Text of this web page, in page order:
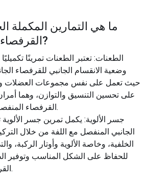
ما هي التمارين المكملة
?
الطعنات: تعتبر الطعنات تمرينًا تكميليًا
وضعية الانقسام الجانبي للقرفصاء
حيث تعمل على نفس مجموعات العضلات
على تحسين التنسيق والتوازن، وهما
القرفصاء المنفصل بأمان وفعالية.
جسر الألوية: يكمل تمرين جسر
الجانبي المنفصل مع اللفة من خلال
الخلفية، وخاصة الألوية وأوتار الركبة،
للحفاظ على الشكل المناسب وتوفير
القرفصاء المنفصلة.